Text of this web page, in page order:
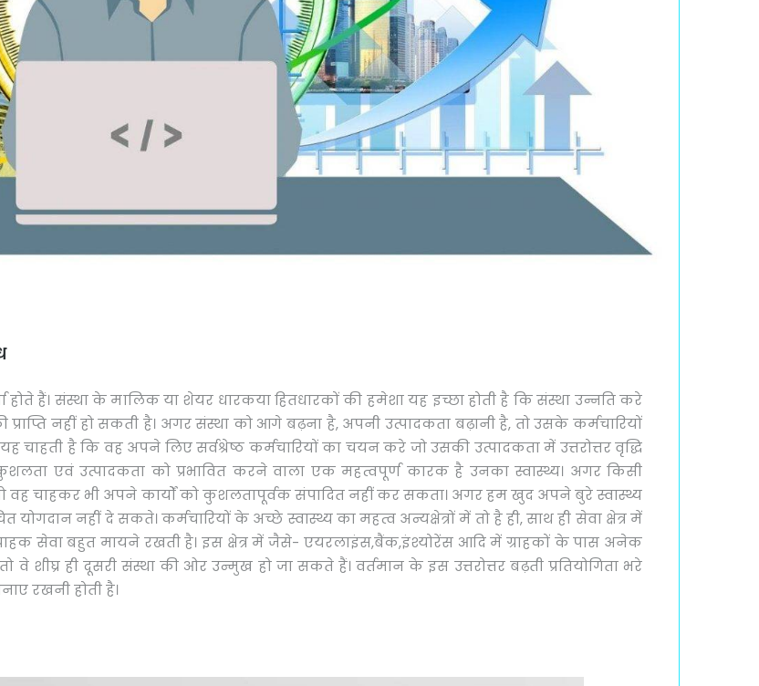
होते हैं। संस्था के मालिक या शेयर धारकया हितधारकों की हमेशा यह इच्छा होती है कि संस्था उन्नति करे
प्राप्ति नहीं हो सकती है। अगर संस्था को आगे बढ़ना है, अपनी उत्पादकता बढ़ानी है, तो उसके कर्मचारियों
चाहती है कि वह अपने लिए सर्वश्रेष्ठ कर्मचारियों का चयन करे जो उसकी उत्पादकता में उत्तरोत्तर वृद्धि
एवं उत्पादकता को प्रभावित करने वाला एक महत्वपूर्ण कारक है उनका स्वास्थ्य। अगर किसी
वह चाहकर भी अपने कार्यों को कुशलतापूर्वक संपादित नहीं कर सकता। अगर हम खुद अपने बुरे स्वास्थ्य
नहीं दे सकते। कर्मचारियों के अच्छे स्वास्थ्य का महत्व अन्यक्षेत्रों में तो है ही, साथ ही सेवा क्षेत्र में
सेवा बहुत मायने रखती है। इस क्षेत्र में जैसे- एयरलाइंस,बैंक,इंश्योरेंस आदि में ग्राहकों के पास अनेक
शीघ्र ही दूसरी संस्था की ओर उन्मुख हो जा सकते हैं। वर्तमान के इस उत्तरोत्तर बढ़ती प्रतियोगिता भरे
रखनी होती है।